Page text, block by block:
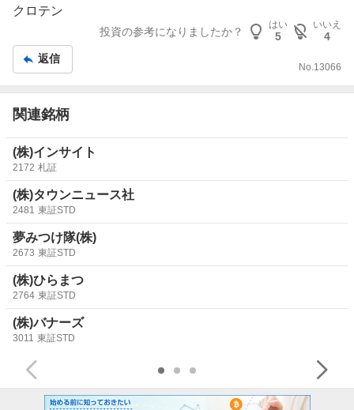
示
記
事
クロテン
投資の参考になりましたか？
はい
5
いいえ
4
返信
No. 13066
関連銘柄
(株)インサイト
2172 札証
(株)タウンニュース社
2481 東証STD
夢みつけ隊(株)
2673 東証STD
(株)ひらまつ
2764 東証STD
(株)バナーズ
3011 東証STD